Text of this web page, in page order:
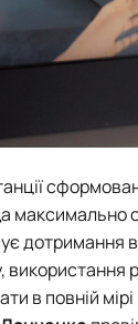
дотримання
використання
в повній